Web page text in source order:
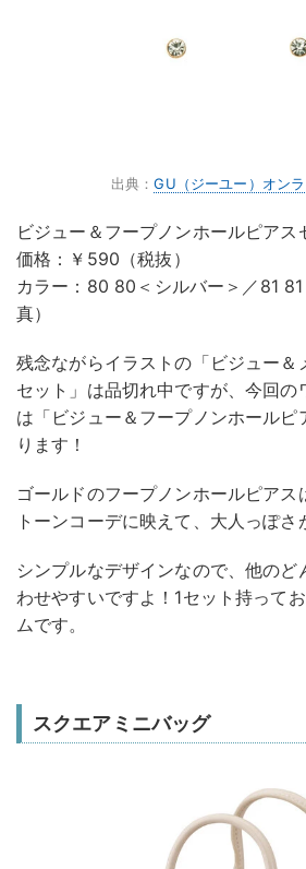
出典：GU（ジーユー）オン
ビジュー＆フープノンホールピアス
価格：￥590（税抜）
カラー：80 80＜シルバー＞／81
真）
残念ながらイラストの「ビジュー＆
セット」は品切れ中ですが、今回の
は「ビジュー＆フープノンホールピ
ります！
ゴールドのフープノンホールピアス
トーンコーデに映えて、大人っぽさ
シンプルなデザインなので、他のど
わせやすいですよ！1セット持って
ムです。
スクエアミニバッグ